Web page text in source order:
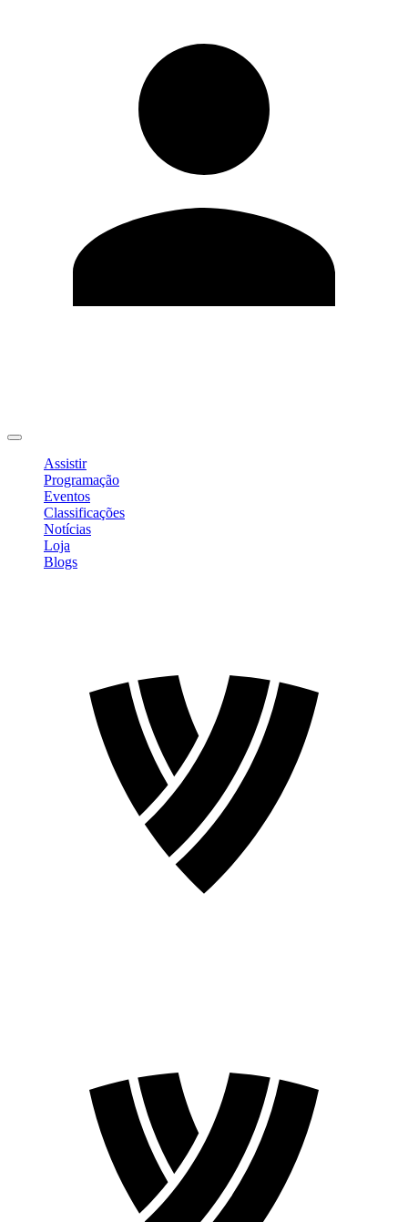
Assistir
Programação
Eventos
Classificações
Notícias
Loja
Blogs